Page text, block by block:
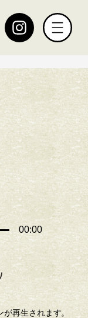
00:00
再生されます。